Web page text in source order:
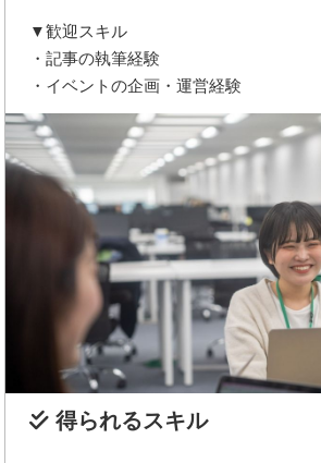
▼歓迎スキル
・記事の執筆経験
・イベントの企画・運営経験
得られるスキル